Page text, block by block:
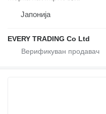
Јапонија
EVERY TRADING Co Ltd